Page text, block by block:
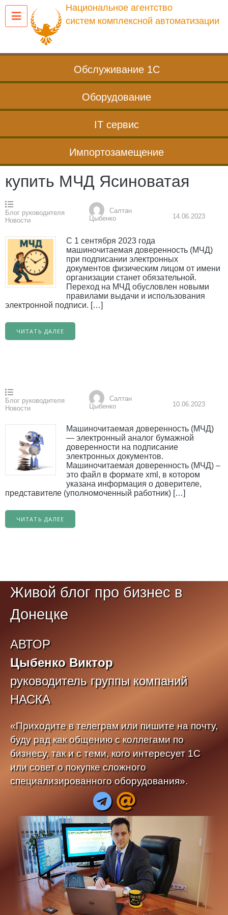
Перейти
содержанию
Национальное агентство
систем комплексной автоматизации
Обслуживание 1С
Оборудование
IT сервис
Импортозамещение
купить МЧД Ясиноватая
Блог руководителя
Новости
Салтан
Цыбенко
14.06.2023
С 1 сентября 2023 года
машиночитаемая доверенность (МЧД)
при подписании электронных
документов физическим лицом от имени
организации станет обязательной.
Переход на МЧД обусловлен новыми
правилами выдачи и использования
электронной подписи. […]
ЧИТАТЬ ДАЛЕЕ
Блог руководителя
Новости
Салтан
Цыбенко
10.06.2023
Машиночитаемая доверенность (МЧД)
— электронный аналог бумажной
доверенности на подписание
электронных документов.
Машиночитаемая доверенность (МЧД) –
это файл в формате xml, в котором
указана информация о доверителе,
представителе (уполномоченный работник) […]
ЧИТАТЬ ДАЛЕЕ
Живой блог про бизнес в
Донецке
АВТОР
Цыбенко Виктор
руководитель группы компаний
НАСКА
«Приходите в телеграм или пишите на почту,
буду рад как общению с коллегами по
бизнесу, так и с теми, кого интересует 1С
или совет о покупке сложного
специализированного оборудования».